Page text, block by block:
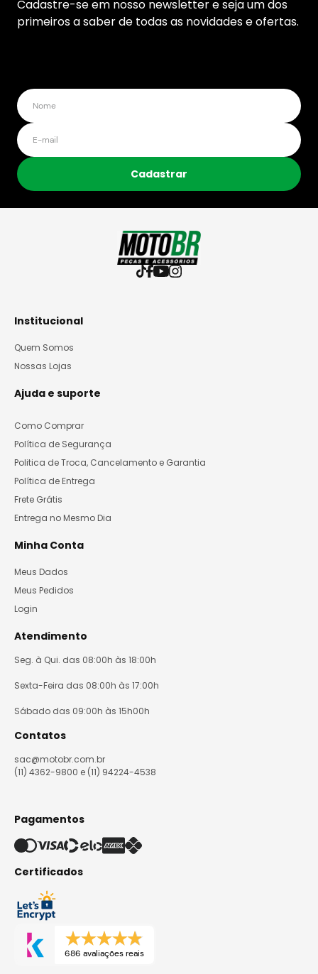
Cadastre-se em nosso newsletter e seja um dos
primeiros a saber de todas as novidades e ofertas.
Cadastrar
Institucional
Quem Somos
Nossas Lojas
Ajuda e suporte
Como Comprar
Política de Segurança
Politica de Troca, Cancelamento e Garantia
Política de Entrega
Frete Grátis
Entrega no Mesmo Dia
Minha Conta
Meus Dados
Meus Pedidos
Login
Atendimento
Seg. à Qui. das 08:00h às 18:00h
Sexta-Feira das 08:00h às 17:00h
Sábado das 09:00h às 15h00h
Contatos
sac@motobr.com.br
(11) 4362-9800 e (11) 94224-4538
Pagamentos
Certificados
686 avaliações reais